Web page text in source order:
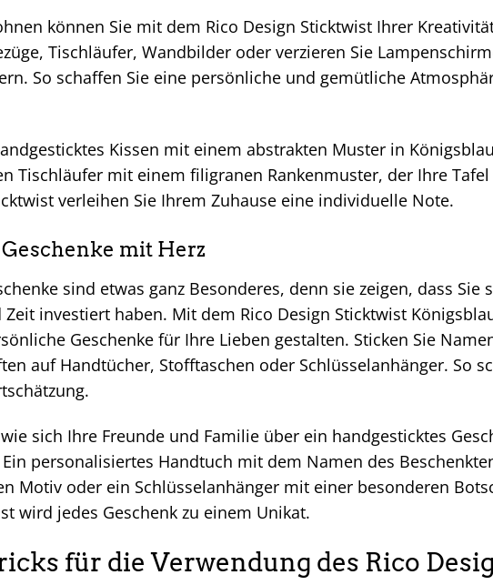
können Sie mit dem Rico Design Sticktwist Ihrer
Tischläufer, Wandbilder oder verzieren Sie
So schaffen Sie eine persönliche und gemütliche
Kissen mit einem abstrakten Muster in
Tischläufer mit einem filigranen Rankenmuster, der Ihre
verleihen Sie Ihrem Zuhause eine individuelle Note.
mit Herz
sind etwas ganz Besonderes, denn sie zeigen, dass Sie
investiert haben. Mit dem Rico Design Sticktwist
Geschenke für Ihre Lieben gestalten. Sticken Sie
auf Handtücher, Stofftaschen oder Schlüsselanhänger. So
sich Ihre Freunde und Familie über ein handgesticktes
personalisiertes Handtuch mit dem Namen des
Motiv oder ein Schlüsselanhänger mit einer besonderen
wird jedes Geschenk zu einem Unikat.
für die Verwendung des Rico